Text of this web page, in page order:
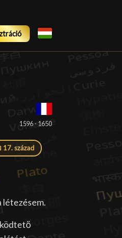
1596 - 1650
17. század
létezésem.